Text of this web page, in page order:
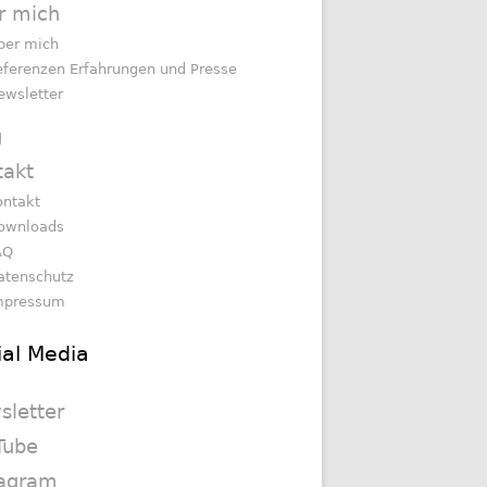
mich
mich
Erfahrungen und Presse
Media